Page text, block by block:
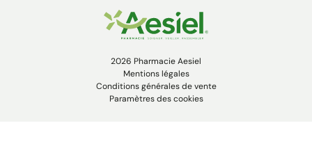
2026 Pharmacie Aesiel
Mentions légales
Conditions générales de vente
Paramètres des cookies